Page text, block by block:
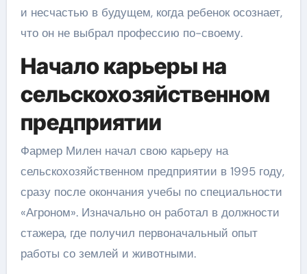
и несчастью в будущем, когда ребенок осознает,
что он не выбрал профессию по-своему.
Начало карьеры на
сельскохозяйственном
предприятии
Фармер Милен начал свою карьеру на
сельскохозяйственном предприятии в 1995 году,
сразу после окончания учебы по специальности
«Агроном». Изначально он работал в должности
стажера, где получил первоначальный опыт
работы со землей и животными.